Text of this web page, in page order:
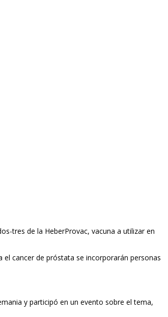
tres de la HeberProvac, vacuna a utilizar en
el cancer de próstata se incorporarán personas
y participó en un evento sobre el tema,